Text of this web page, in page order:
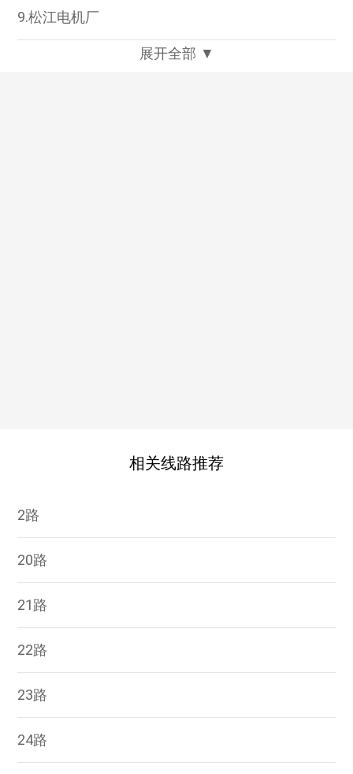
9.松江电机厂
展开全部 ▼
相关线路推荐
2路
20路
21路
22路
23路
24路